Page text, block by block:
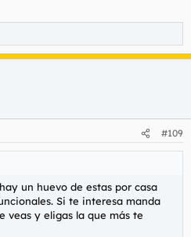
#109
un huevo de estas por casa
Si te interesa manda
veas y eligas la que más te